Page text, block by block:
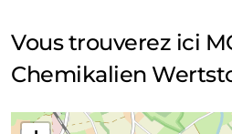
Vous trouverez ici
Chemikalien